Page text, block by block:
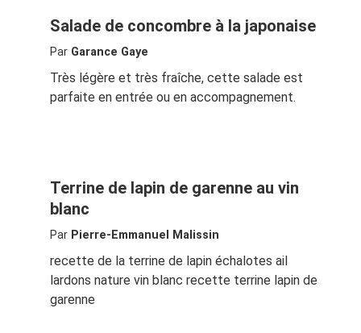
Salade de concombre à la japonaise
Par Garance Gaye
Très légère et très fraîche, cette salade est
parfaite en entrée ou en accompagnement.
Terrine de lapin de garenne au vin
blanc
Par Pierre-Emmanuel Malissin
recette de la terrine de lapin échalotes ail
lardons nature vin blanc recette terrine lapin de
garenne